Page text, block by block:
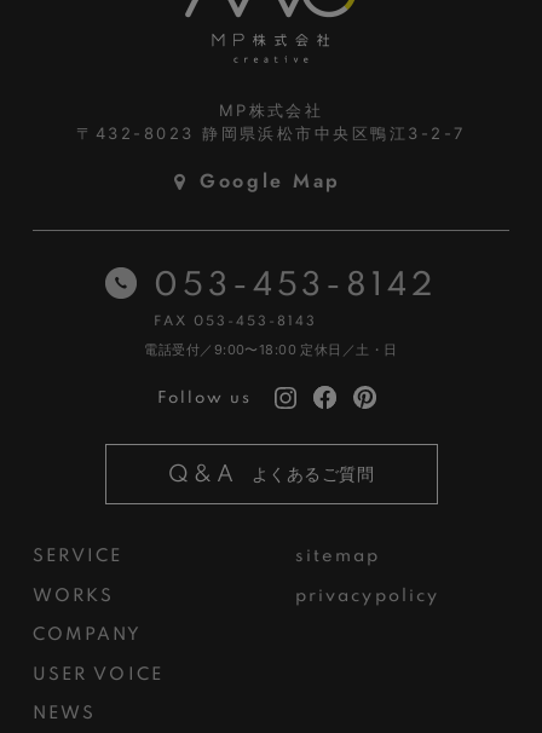
MP株式会社
〒432-8023静岡県浜松市中央区鴨江3-2-7
Google Map
SERVICE
WORKS
COMPANY
USER VOICE
NEWS
sitemap
privacypolicy
053-453-8142
FAX 053-453-8143
電話受付／9:00〜18:00 定休日／土・日
Follow us
Q&A よくあるご質問